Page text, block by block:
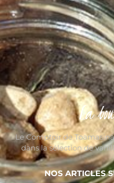
La
Le Comptoir de
dans la sélection de
NOS ARTICLES